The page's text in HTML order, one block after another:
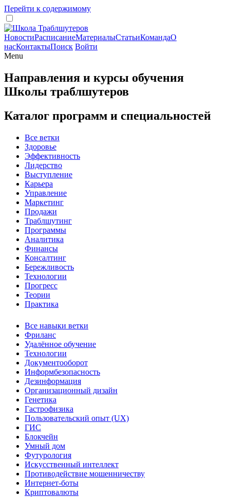
Перейти к содержимому
НовостиРасписаниеМатериалыСтатьиКомандаО
насКонтактыПоиск Войти
Menu
Направления и курсы обучения
Школы траблшутеров
Каталог программ и специальностей
Все ветки
Здоровье
Эффективность
Лидерство
Выступление
Карьера
Управление
Маркетинг
Продажи
Траблшутинг
Программы
Аналитика
Финансы
Консалтинг
Бережливость
Технологии
Прогресс
Теории
Практика
Все навыки ветки
Фриланс
Удалённое обучение
Технологии
Документооборот
Информбезопасность
Дезинформация
Организационный дизайн
Генетика
Гастрофизика
Пользовательский опыт (UX)
ГИС
Блокчейн
Умный дом
Футурология
Искусственный интеллект
Противодействие мошенничеству
Интернет-боты
Криптовалюты